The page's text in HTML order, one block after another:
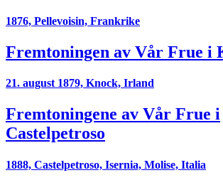
1876, Pellevoisin, Frankrike
Fremtoningen av Vår Frue i
21. august 1879, Knock, Irland
Fremtoningene av Vår Frue i
Castelpetroso
1888, Castelpetroso, Isernia, Molise, Italia